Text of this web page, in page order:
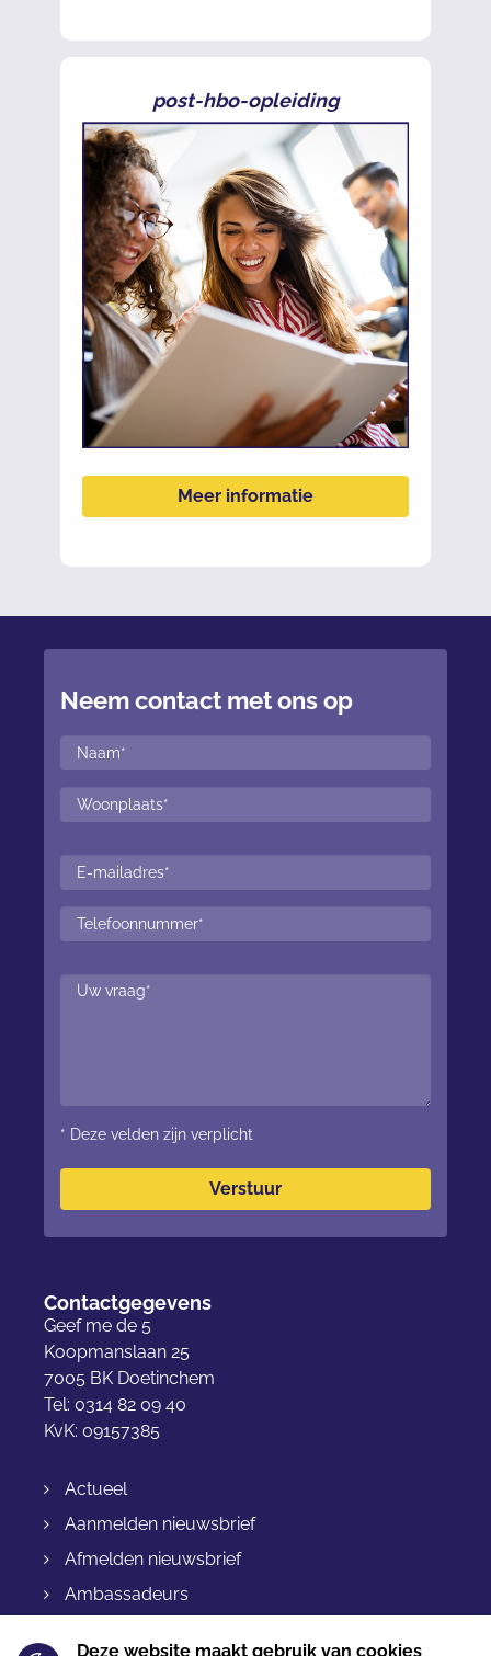
post-hbo-opleiding
Meer informatie
Neem contact met ons op
* Deze velden zijn verplicht
Verstuur
Contactgegevens
Geef me de 5
Koopmanslaan 25
7005 BK Doetinchem
Tel: 0314 82 09 40
KvK: 09157385
Actueel
Aanmelden nieuwsbrief
Afmelden nieuwsbrief
Ambassadeurs
Deze website maakt gebruik van cookies